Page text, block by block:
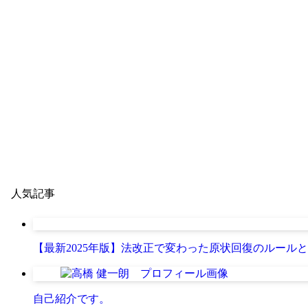
人気記事
【最新2025年版】法改正で変わった原状回復のルール
自己紹介です。